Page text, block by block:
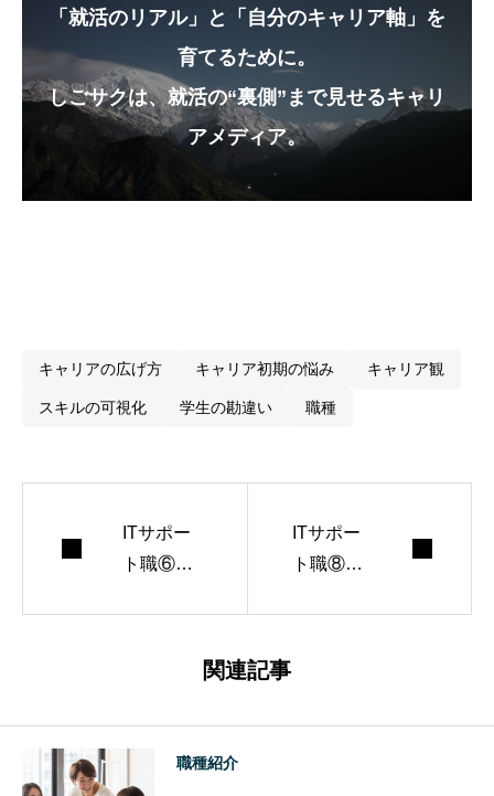
「就活のリアル」と「自分のキャリア軸」を
育てるために。
しごサクは、就活の“裏側”まで見せるキャリ
アメディア。
キャリアの広げ方 キャリア初期の悩み キャリア観
スキルの可視化 学生の勘違い 職種
ITサポー
ト職⑥：
ITサポー
ト職⑧：
関連記事
職種紹介
重要なのは「説明力」と「噛み砕き力」
と、どこでも通用する